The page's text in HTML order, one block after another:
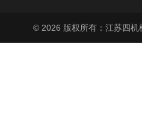
© 2026 版权所有：江苏四